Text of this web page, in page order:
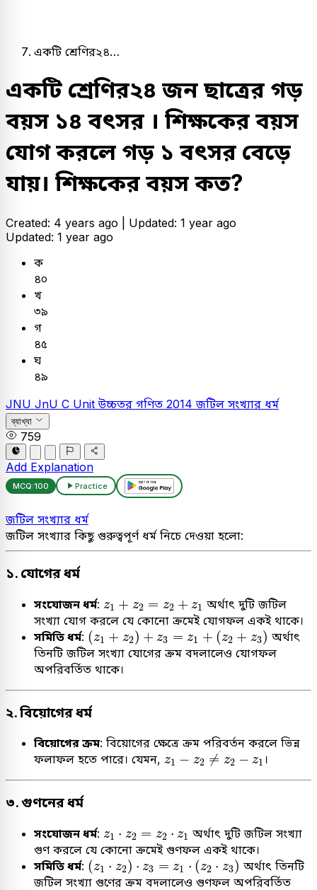
একটি শ্রেণির২৪…
একটি শ্রেণির২৪ জন ছাত্রের গড়
বয়স ১৪ বৎসর । শিক্ষকের বয়স
যোগ করলে গড় ১ বৎসর বেড়ে
যায়। শিক্ষকের বয়স কত?
Created: 4 years ago | Updated: 1 year ago
Updated: 1 year ago
ক
৪০
খ
৩৯
গ
৪৫
ঘ
৪৯
JNU JnU C Unitউচ্চতর গণিত 2014জটিল সংখ্যার ধর্ম
ব্যাখ্যা
759
Add Explanation
MCQ:100 Practice
জটিল সংখ্যার ধর্ম
জটিল সংখ্যার কিছু গুরুত্বপূর্ণ ধর্ম নিচে দেওয়া হলো:
১. যোগের ধর্ম
সংযোজন ধর্ম: z1 + z2 = z2 + z1
z1 + 2=z2+ 1
অর্থাৎ দুটি জটিল
সংখ্যা যোগ করলে যে কোনো ক্রমেই যোগফল একই থাকে।
সমিতি ধর্ম: (z1 + z2) + z3 = z1 + (z2 + z3)
(z 1+z 2 )+ z3 = 1 + ( z 2 +z 3
অর্থাৎ
তিনটি জটিল সংখ্যা যোগের ক্রম বদলালেও যোগফল
অপরিবর্তিত থাকে।
২. বিয়োগের ধর্ম
বিয়োগের ক্রম: বিয়োগের ক্ষেত্রে ক্রম পরিবর্তন করলে ভিন্ন
ফলাফল হতে পারে। যেমন, z1 − z2 ≠ z2 − z1
z 2 z2 − 1 ।
৩. গুণনের ধর্ম
সংযোজন ধর্ম: z1 ⋅ z2 = z2 ⋅ z1
z1 ⋅z 2=z 2⋅z 1
অর্থাৎ দুটি জটিল সংখ্যা
গুণ করলে যে কোনো ক্রমেই গুণফল একই থাকে।
সমিতি ধর্ম: (z1 ⋅ z2) ⋅ z3 = z1 ⋅ (z2 ⋅ z3)
(z 1 z2 )⋅ z3 = z 1⋅ (z ⋅ 3 )
অর্থাৎ তিনটি
জটিল সংখ্যা গুণের ক্রম বদলালেও গুণফল অপরিবর্তিত